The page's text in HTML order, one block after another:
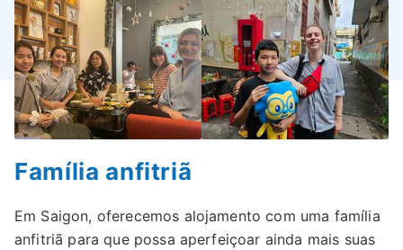
Família anfitriã
Em Saigon, oferecemos alojamento com uma família
anfitriã para que possa aperfeiçoar ainda mais suas